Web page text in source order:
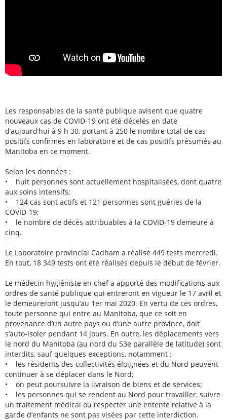
Les responsables de la santé publique avisent que quatre
nouveaux cas de COVID-19 ont été décelés en date
d’aujourd’hui à 9 h 30, portant à 250 le nombre total de cas
positifs confirmés en laboratoire et de cas positifs présumés au
Manitoba en ce moment.
Selon les données :
• huit personnes sont actuellement hospitalisées, dont quatre
aux soins intensifs;
• 124 cas sont actifs et 121 personnes sont guéries de la
COVID-19;
• le nombre de décès attribuables à la COVID-19 demeure à
cinq.
Le Laboratoire provincial Cadham a réalisé 449 tests mercredi.
En tout, 18 349 tests ont été réalisés depuis le début de février.
Le médecin hygiéniste en chef a apporté des modifications aux
ordres de santé publique qui entreront en vigueur le 17 avril et
le demeureront jusqu’au 1er mai 2020. En vertu de ces ordres,
toute personne qui entre au Manitoba, que ce soit en
provenance d’un autre pays ou d’une autre province, doit
s’auto-isoler pendant 14 jours. En outre, les déplacements vers
le nord du Manitoba (au nord du 53e parallèle de latitude) sont
interdits, sauf quelques exceptions, notamment :
• les résidents des collectivités éloignées et du Nord peuvent
continuer à se déplacer dans le Nord;
• on peut poursuivre la livraison de biens et de services;
• les personnes qui se rendent au Nord pour travailler, suivre
un traitement médical ou respecter une entente relative à la
garde d’enfants ne sont pas visées par cette interdiction.